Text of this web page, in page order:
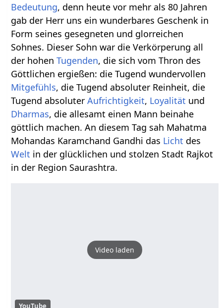
Bedeutung, denn heute vor mehr als 80 Jahren
gab der Herr uns ein wunderbares Geschenk in
Form seines gesegneten und glorreichen
Sohnes. Dieser Sohn war die Verkörperung all
der hohenTugenden, die sich vom Thron des
Göttlichen ergießen: die Tugend wundervollen
Mitgefühls, die Tugend absoluter Reinheit, die
Tugend absoluterAufrichtigkeit, Loyalität und
Dharmas, die allesamt einen Mann beinahe
göttlich machen. An diesem Tag sah Mahatma
Mohandas Karamchand Gandhi das Licht des
Welt in der glücklichen und stolzen Stadt Rajkot
in der Region Saurashtra.
Video laden
YouTube